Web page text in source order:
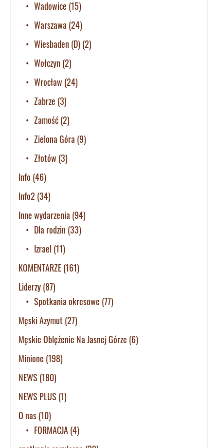
Wadowice (15)
Warszawa (24)
Wiesbaden (D) (2)
Wołczyn (2)
Wrocław (24)
Zabrze (3)
Zamość(2)
Zielona Góra (9)
Złotów (3)
Info (46)
Info2 (34)
Inne wydarzenia (94)
Dla rodzin (33)
Izrael (11)
KOMENTARZE(161)
Liderzy(87)
Spotkania okresowe (77)
Męski Azymut (27)
Męskie Oblężenie Na Jasnej Górze (6)
Minione (198)
NEWS (180)
NEWS PLUS (1)
O nas(10)
FORMACJA(4)